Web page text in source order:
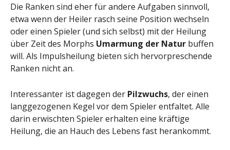
Die Ranken sind eher für andere Aufgaben sinnvoll,
etwa wenn der Heiler rasch seine Position wechseln
oder einen Spieler (und sich selbst) mit der Heilung
über Zeit des Morphs Umarmung der Natur buffen
will. Als Impulsheilung bieten sich hervorpreschende
Ranken nicht an.
Interessanter ist dagegen der Pilzwuchs, der einen
langgezogenen Kegel vor dem Spieler entfaltet. Alle
darin erwischten Spieler erhalten eine kräftige
Heilung, die an Hauch des Lebens fast herankommt.